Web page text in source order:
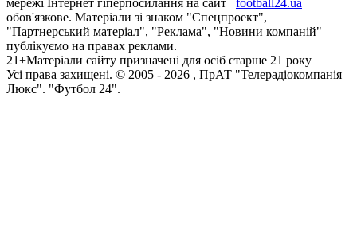
мережі Інтернет гіперпосилання на сайт
football24.ua
обов'язкове. Матеріали зі знаком "Спецпроект",
"Партнерський матеріал", "Реклама", "Новини компаній"
публікуємо на правах реклами.
21+Матеріали сайту призначені для осіб старше 21 року
Усi права захищенi. © 2005 - 2026 , ПрАТ "Телерадіокомпанія
Люкс". "Футбол 24".